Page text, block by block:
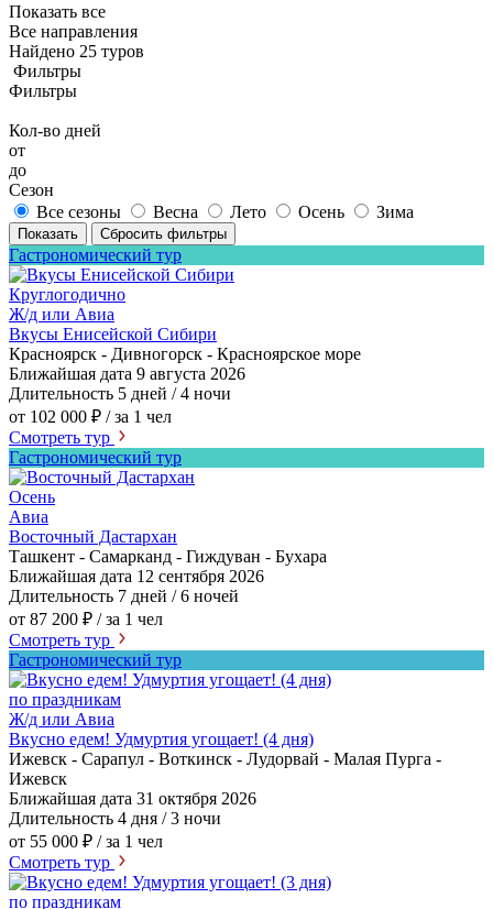
Показать все
Все направления
Найдено 25 туров
Фильтры
Фильтры
Кол-во дней
от
до
Сезон
Все сезоны
Весна Лето Осень Зима
Показать Сбросить фильтры
Гастрономический тур
Круглогодично
Ж/д или Авиа
Вкусы Енисейской Сибири
Красноярск - Дивногорск - Красноярское море
Ближайшая дата 9 августа 2026
Длительность 5 дней / 4 ночи
от 102 000 ₽ / за 1 чел
Смотреть тур
Гастрономический тур
Осень
Авиа
Восточный Дастархан
Ташкент - Самарканд - Гиждуван - Бухара
Ближайшая дата 12 сентября 2026
Длительность 7 дней / 6 ночей
от 87 200 ₽ / за 1 чел
Смотреть тур
Гастрономический тур
по праздникам
Ж/д или Авиа
Вкусно едем! Удмуртия угощает! (4 дня)
Ижевск - Сарапул - Воткинск - Лудорвай - Малая Пурга -
Ижевск
Ближайшая дата 31 октября 2026
Длительность 4 дня / 3 ночи
от 55 000 ₽ / за 1 чел
Смотреть тур
по праздникам